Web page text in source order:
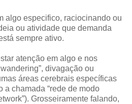
algo especifico, raciocinando ou
ou atividade que demanda
sempre ativo.
atenção em algo e nos
divagação ou
áreas cerebrais específicas
a chamada “rede de modo
Grosseiramente falando,